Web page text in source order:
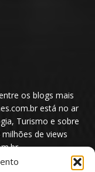
os blogs mais
está no ar
Turismo e sobre
de views